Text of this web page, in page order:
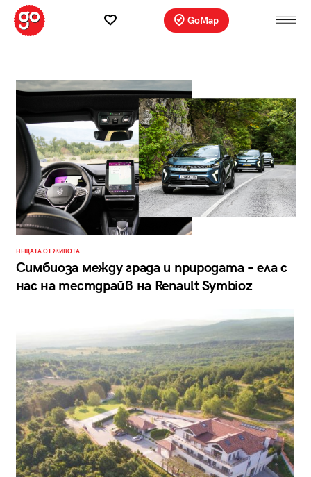
GoMap
НЕЩАТА ОТ ЖИВОТА
Симбиоза между града и природата – ела с
нас на тестдрайв на Renault Symbioz